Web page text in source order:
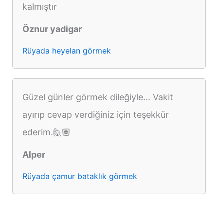
kalmıştır
Öznur yadigar
Rüyada heyelan görmek
Güzel günler görmek dileğiyle... Vakit
ayırıp cevap verdiğiniz için teşekkür
ederim.🙋🏽
Alper
Rüyada çamur bataklık görmek